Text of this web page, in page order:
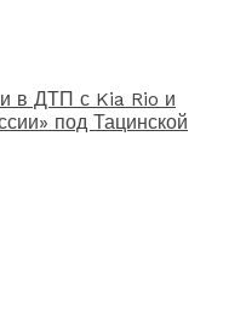
в ДТП с Kia Rio и
под Тацинской